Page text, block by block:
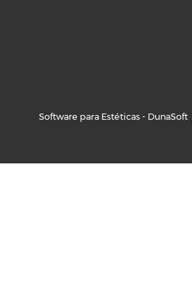
Software para Estéticas - DunaSoft